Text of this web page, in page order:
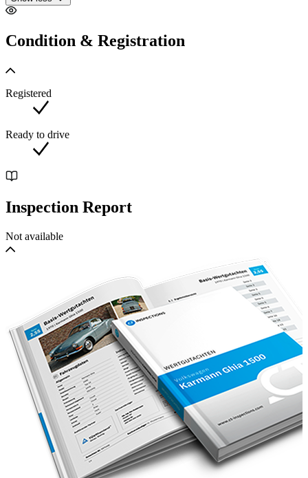
Condition & Registration
Registered
Ready to drive
Inspection Report
Not available